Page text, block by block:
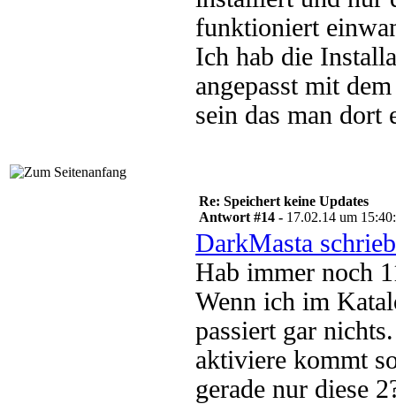
funktioniert
Ich hab die
angepasst mit
sein das man
Re: Speichert keine Updates
Antwort #14 - 17.02.14 um
DarkMasta schrieb
Hab immer noch
Wenn ich im
passiert gar
aktiviere kommt
gerade nur diese